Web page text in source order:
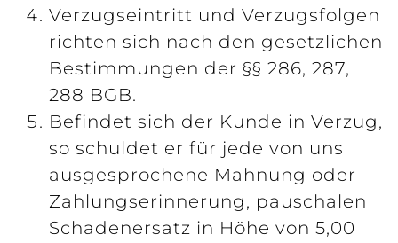
Verzugseintritt und Verzugsfolgen
richten sich nach den gesetzlichen
Bestimmungen der §§ 286, 287,
288 BGB.
Befindet sich der Kunde in Verzug,
so schuldet er für jede von uns
ausgesprochene Mahnung oder
Zahlungserinnerung, pauschalen
Schadenersatz in Höhe von 5,00